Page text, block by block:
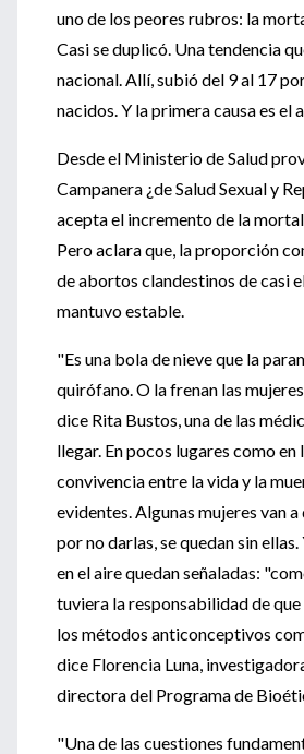
uno de los peores rubros: la
Casi se duplicó. Una tendencia
nacional. Allí, subió del 9 al 17
nacidos. Y la primera causa es el
Desde el Ministerio de Salud
Campanera ¿de Salud Sexual y
acepta el incremento de la
Pero aclara que, la proporción
de abortos clandestinos de casi
mantuvo estable.
"Es una bola de nieve que la
quirófano. O la frenan las
dice Rita Bustos, una de las
llegar. En pocos lugares como en
convivencia entre la vida y la
evidentes. Algunas mujeres van
por no darlas, se quedan sin
en el aire quedan señaladas:
tuviera la responsabilidad de que
los métodos anticonceptivos
dice Florencia Luna,
directora del Programa de
"Una de las cuestiones